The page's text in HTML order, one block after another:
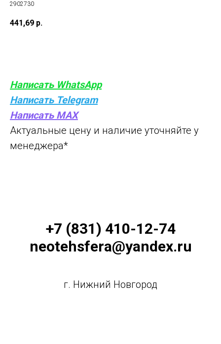
2902730
441,69 р.
Написать WhatsApp
Написать Telegram
Написать MAX
Актуальные цену и наличие уточняйте у
менеджера*
+7 (831) 410-12-74
neotehsfera@yandex.ru
г. Нижний Новгород